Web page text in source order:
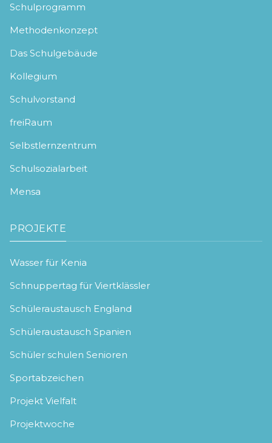
Schulprogramm
Methodenkonzept
Das Schulgebäude
Kollegium
Schulvorstand
freiRaum
Selbstlernzentrum
Schulsozialarbeit
Mensa
PROJEKTE
Wasser für Kenia
Schnuppertag für Viertklässler
Schüleraustausch England
Schüleraustausch Spanien
Schüler schulen Senioren
Sportabzeichen
Projekt Vielfalt
Projektwoche